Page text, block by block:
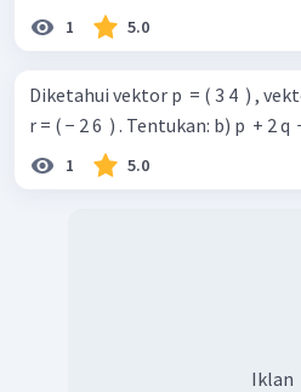
1 5.0
Diketahui vektor p ​ = ( 3 4 ​ ) ,
r = ( − 2 6 ​ ) . Tentukan: b) p
1 5.0
Iklan